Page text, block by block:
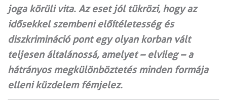
joga körüli vita. Az eset jól tükrözi, hogy az
idősekkel szembeni előítéletesség és
diszkrimináció pont egy olyan korban vált
teljesen általánossá, amelyet – elvileg – a
hátrányos megkülönböztetés minden formája
elleni küzdelem fémjelez.